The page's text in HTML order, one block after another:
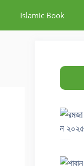
Islamic Book